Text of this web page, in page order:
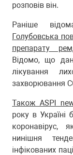
розповів він.
Раніше
Голубовська
препарату
Відомо, що
лікування
захворювання
Також ASPI
року в Україні
коронавірус,
нинішня
інфікованих